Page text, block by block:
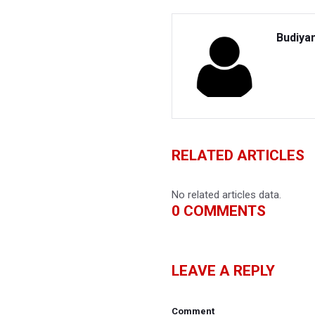
RELATED ARTICLES
No related articles data.
0 COMMENTS
LEAVE A REPLY
Comment